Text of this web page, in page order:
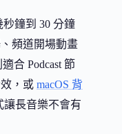
秒鐘到 30 分鐘
頻道開場動畫
合 Podcast 節
，或 macOS 背
讓長音樂不會有